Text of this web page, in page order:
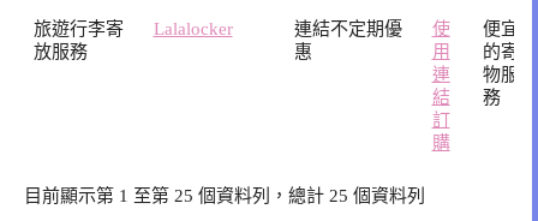
旅遊行李寄
放服務
Lalalocker
連結不定期優
惠
使
用
連
結
訂
購
便宜
的寄
物服
務
目前顯示第 1 至第 25 個資料列，總計 25 個資料列